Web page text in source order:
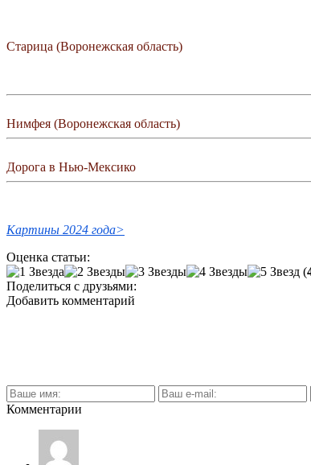
Старица (Воронежская область)
Нимфея (Воронежская область)
Дорога в Нью-Мексико
Картины 2024 года>
Оценка статьи:
(
Поделиться с друзьями:
Добавить комментарий
Комментарии